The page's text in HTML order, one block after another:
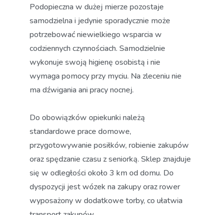
Podopieczna w dużej mierze pozostaje
samodzielna i jedynie sporadycznie może
potrzebować niewielkiego wsparcia w
codziennych czynnościach. Samodzielnie
wykonuje swoją higienę osobistą i nie
wymaga pomocy przy myciu. Na zleceniu nie
ma dźwigania ani pracy nocnej.
Do obowiązków opiekunki należą
standardowe prace domowe,
przygotowywanie posiłków, robienie zakupów
oraz spędzanie czasu z seniorką. Sklep znajduje
się w odległości około 3 km od domu. Do
dyspozycji jest wózek na zakupy oraz rower
wyposażony w dodatkowe torby, co ułatwia